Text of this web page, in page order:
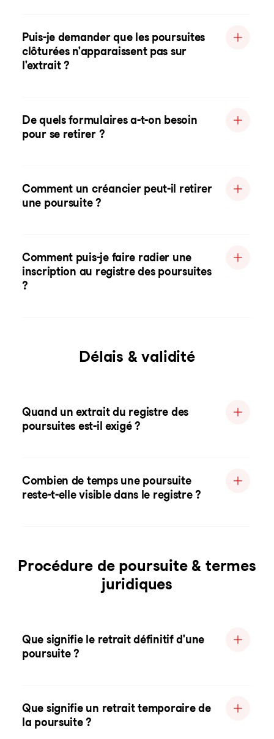
Puis-je demander que les poursuites
clôturées n'apparaissent pas sur
l'extrait ?
De quels formulaires a-t-on besoin
pour se retirer ?
Comment un créancier peut-il retirer
une poursuite ?
Comment puis-je faire radier une
inscription au registre des poursuites
?
Délais & validité
Quand un extrait du registre des
poursuites est-il exigé ?
Combien de temps une poursuite
reste-t-elle visible dans le registre ?
Procédure de poursuite & termes
juridiques
Que signifie le retrait définitif d'une
poursuite ?
Que signifie un retrait temporaire de
la poursuite ?